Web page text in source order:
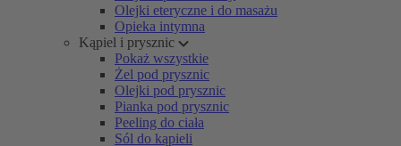
Olejki eteryczne i do masażu
Opieka intymna
Kąpiel i prysznic
Pokaż wszystkie
Żel pod prysznic
Olejki pod prysznic
Pianka pod prysznic
Peeling do ciała
Sól do kąpieli